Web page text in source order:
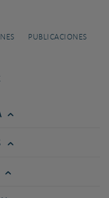
PUBLICACIONES